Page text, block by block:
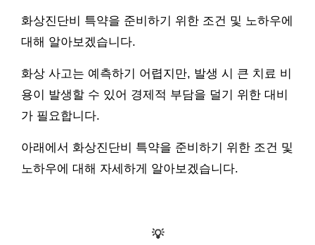
화상진단비 특약을 준비하기 위한 조건 및 노하우에
대해 알아보겠습니다.
화상 사고는 예측하기 어렵지만, 발생 시 큰 치료 비
용이 발생할 수 있어 경제적 부담을 덜기 위한 대비
가 필요합니다.
아래에서 화상진단비 특약을 준비하기 위한 조건 및
노하우에 대해 자세하게 알아보겠습니다.
💡